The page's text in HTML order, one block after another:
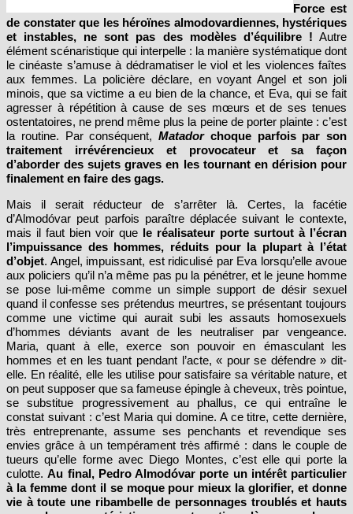
Force est
de constater que les héroïnes almodovardiennes, hystériques
et instables, ne sont pas des modèles d’équilibre ! Autre
élément scénaristique qui interpelle : la manière systématique dont
le cinéaste s’amuse à dédramatiser le viol et les violences faîtes
aux femmes. La policière déclare, en voyant Angel et son joli
minois, que sa victime a eu bien de la chance, et Eva, qui se fait
agresser à répétition à cause de ses mœurs et de ses tenues
ostentatoires, ne prend même plus la peine de porter plainte : c’est
la routine. Par conséquent, Matadorchoque parfois par son
traitement irrévérencieux et provocateur et sa façon
d’aborder des sujets graves en les tournant en dérision pour
finalement en faire des gags.
Mais il serait réducteur de s’arrêter là. Certes, la facétie
d’Almodóvar peut parfois paraître déplacée suivant le contexte,
mais il faut bien voir que le réalisateur porte surtout à l’écran
l’impuissance des hommes, réduits pour la plupart à l’état
d’objet. Angel, impuissant, est ridiculisé par Eva lorsqu’elle avoue
aux policiers qu’il n’a même pas pu la pénétrer, et le jeune homme
se pose lui-même comme un simple support de désir sexuel
quand il confesse ses prétendus meurtres, se présentant toujours
comme une victime qui aurait subi les assauts homosexuels
d’hommes déviants avant de les neutraliser par vengeance.
Maria, quant à elle, exerce son pouvoir en émasculant les
hommes et en les tuant pendant l’acte, « pour se défendre » dit-
elle. En réalité, elle les utilise pour satisfaire sa véritable nature, et
on peut supposer que sa fameuse épingle à cheveux, très pointue,
se substitue progressivement au phallus, ce qui entraîne le
constat suivant : c’est Maria qui domine. A ce titre, cette dernière,
très entreprenante, assume ses penchants et revendique ses
envies grâce à un tempérament très affirmé : dans le couple de
tueurs qu’elle forme avec Diego Montes, c’est elle qui porte la
culotte.Au final, Pedro Almodóvar porte un intérêt particulier
à la femme dont il se moque pour mieux la glorifier, et donne
vie à toute une ribambelle de personnages troublés et hauts